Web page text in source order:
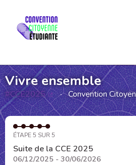
Vivre ensemble
#CCE2025
(Lien externe)
Convention
ÉTAPE 5 SUR 5
Suite de la CCE 2025
06/12/2025 - 30/06/2026